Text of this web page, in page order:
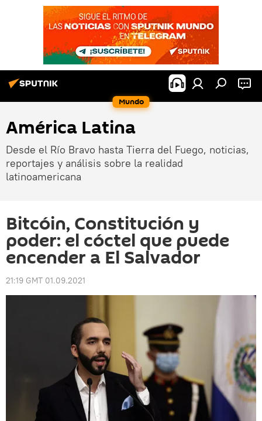
Mundo
América Latina
Desde el Río Bravo hasta Tierra del Fuego, noticias,
reportajes y análisis sobre la realidad
latinoamericana
Bitcóin, Constitución y
poder: el cóctel que puede
encender a El Salvador
21:19 GMT 01.09.2021